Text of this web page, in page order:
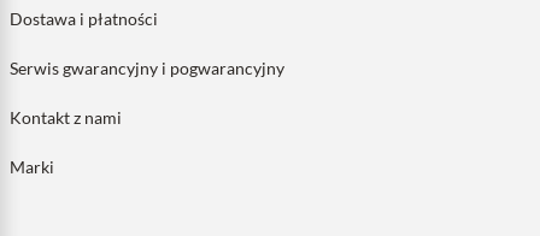
Dostawa i płatności
Serwis gwarancyjny i pogwarancyjny
Kontakt z nami
Marki